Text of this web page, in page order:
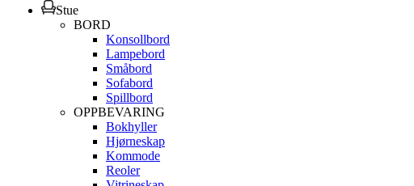
Stue
BORD
Konsollbord
Lampebord
Småbord
Sofabord
Spillbord
OPPBEVARING
Bokhyller
Hjørneskap
Kommode
Reoler